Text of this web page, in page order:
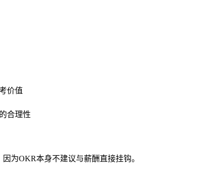
价值
合理性
为OKR本身不建议与薪酬直接挂钩。